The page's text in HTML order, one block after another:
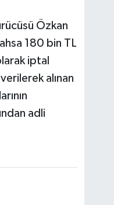
Özkan
180 bin TL
iptal
alınan
adli